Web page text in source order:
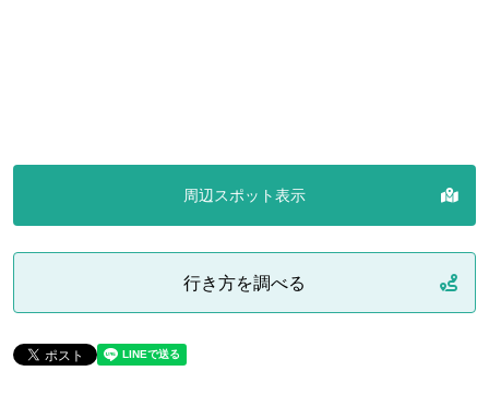
周辺スポット表示
行き方を調べる